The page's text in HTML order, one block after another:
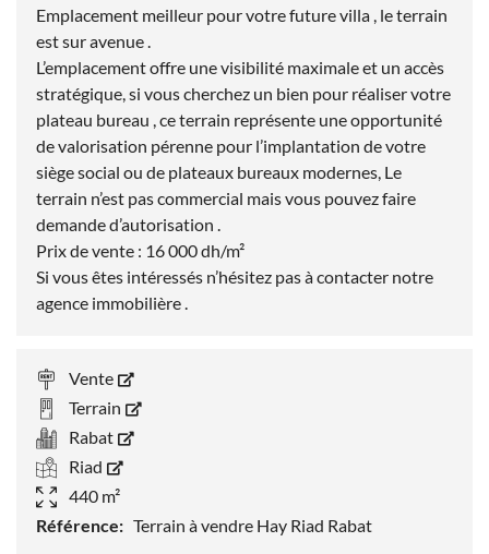
Emplacement meilleur pour votre future villa , le terrain
est sur avenue .
L’emplacement offre une visibilité maximale et un accès
stratégique, si vous cherchez un bien pour réaliser votre
plateau bureau , ce terrain représente une opportunité
de valorisation pérenne pour l’implantation de votre
siège social ou de plateaux bureaux modernes, Le
terrain n’est pas commercial mais vous pouvez faire
demande d’autorisation .
Prix de vente : 16 000 dh/m²
Si vous êtes intéressés n’hésitez pas à contacter notre
agence immobilière .
Vente
Terrain
Rabat
Riad
440 m²
Référence: Terrain à vendre Hay Riad Rabat